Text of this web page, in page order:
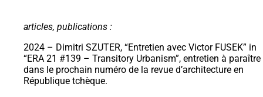
articles, publications :
2024 – Dimitri SZUTER, “Entretien avec Victor FUSEK” in
“ERA 21 #139 – Transitory Urbanism”, entretien à paraître
dans le prochain numéro de la revue d’architecture en
République tchèque.